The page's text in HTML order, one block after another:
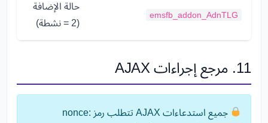
emsfb_addon_AdnTLG
حالة الإضافة
(2 = نشطة)
11. مرجع إجراءات AJAX
جميع استدعاءات AJAX تتطلب رمز nonce: